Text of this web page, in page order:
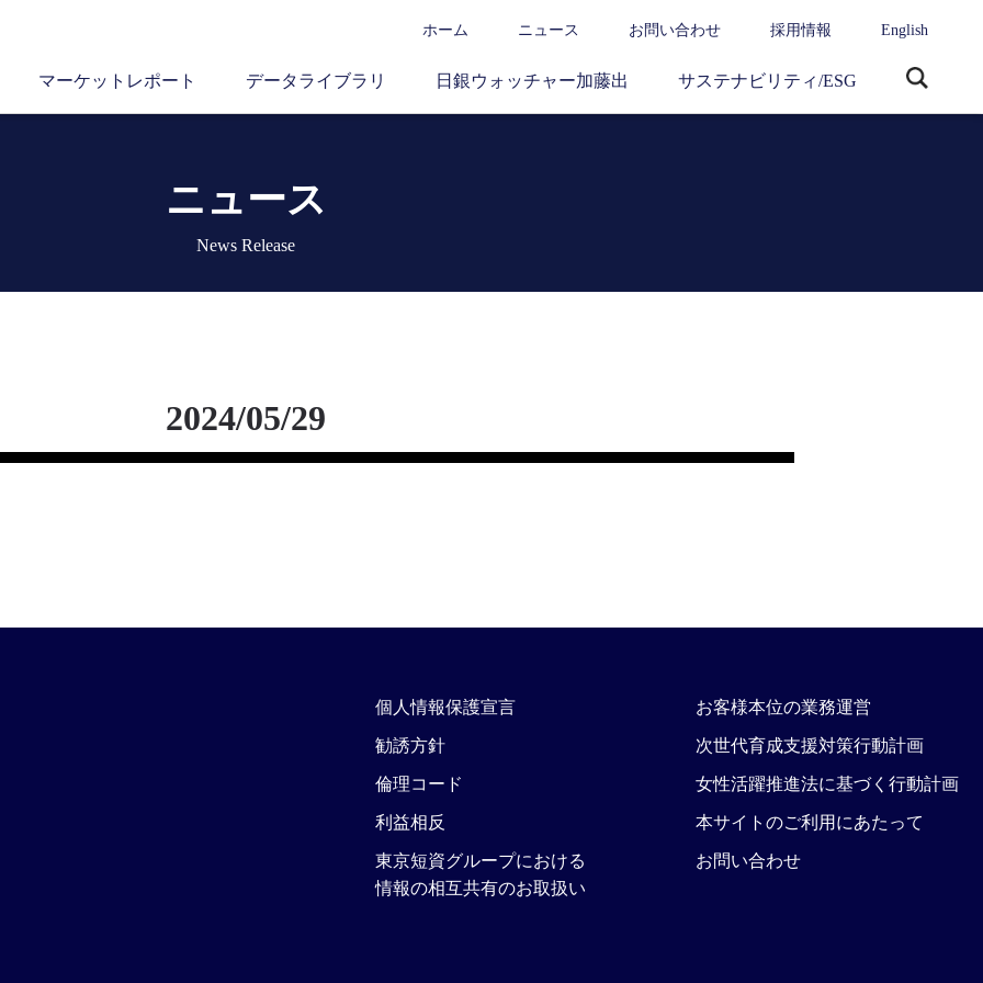
ホーム ニュース お問い合わせ 採用情報 English
マーケットレポート データライブラリ 日銀ウォッチャー加藤出 サステナビリティ/ESG
ニュース
News Release
2024/05/29
個人情報保護宣言
勧誘方針
倫理コード
利益相反
東京短資グループにおける
情報の相互共有のお取扱い
お客様本位の業務運営
次世代育成支援対策行動計画
女性活躍推進法に基づく行動計画
本サイトのご利用にあたって
お問い合わせ